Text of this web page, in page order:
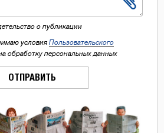
о публикации
условия Пользовательского
обработку персональных данных
ОТПРАВИТЬ